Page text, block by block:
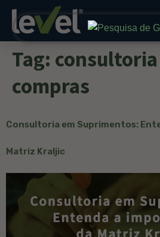
Tag:
compras
Consultoria em Suprimentos:
Matriz Kraljic